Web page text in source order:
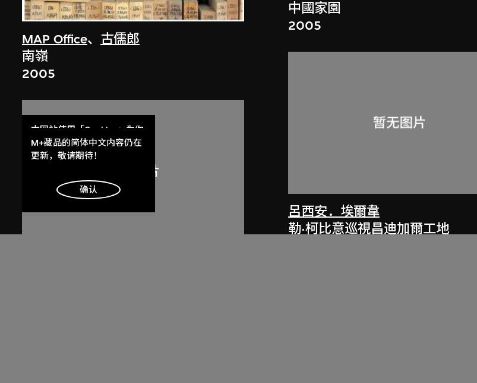
MAP Office、 古儒郎
南嶺
2005
中國家園
2005
呂西安．埃爾韋
勒·柯比意巡視昌迪加爾工地
本网站使用「Cookies」为你
提供最好的网站体验。
了解更多
明白
M+藏品的简体中文内容仍在
更新，敬请期待！
确认